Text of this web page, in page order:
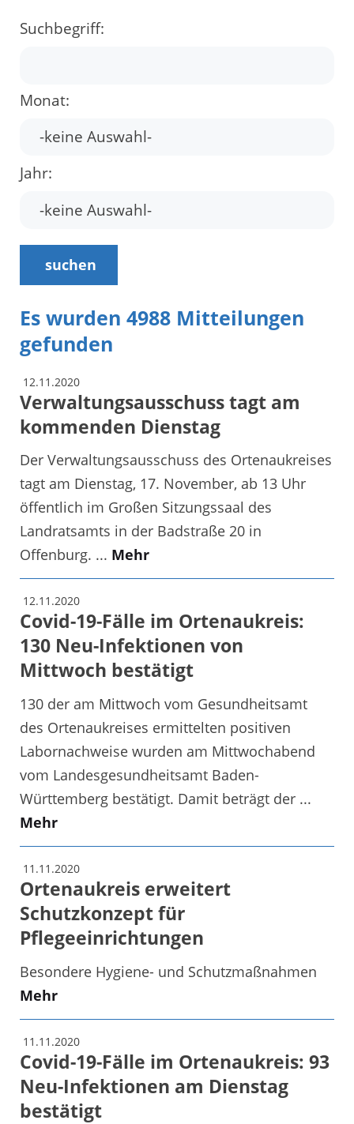
Suchbegriff:
Monat:
Jahr:
suchen
Es wurden 4988 Mitteilungen
gefunden
12.11.2020
Verwaltungsausschuss tagt am
kommenden Dienstag
Der Verwaltungsausschuss des Ortenaukreises
tagt am Dienstag, 17. November, ab 13 Uhr
öffentlich im Großen Sitzungssaal des
Landratsamts in der Badstraße 20 in
Offenburg. ... Mehr
12.11.2020
Covid-19-Fälle im Ortenaukreis:
130 Neu-Infektionen von
Mittwoch bestätigt
130 der am Mittwoch vom Gesundheitsamt
des Ortenaukreises ermittelten positiven
Labornachweise wurden am Mittwochabend
vom Landesgesundheitsamt Baden-
Württemberg bestätigt. Damit beträgt der ...
Mehr
11.11.2020
Ortenaukreis erweitert
Schutzkonzept für
Pflegeeinrichtungen
Besondere Hygiene- und Schutzmaßnahmen
Mehr
11.11.2020
Covid-19-Fälle im Ortenaukreis: 93
Neu-Infektionen am Dienstag
bestätigt